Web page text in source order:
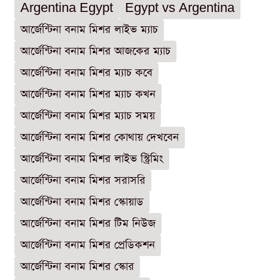
Argentina Egypt
Egypt vs Argentina
আর্জেন্টিনা বনাম মিশর লাইভ ম্যাচ
আর্জেন্টিনা বনাম মিশর আজকের ম্যাচ
আর্জেন্টিনা বনাম মিশর ম্যাচ কবে
আর্জেন্টিনা বনাম মিশর ম্যাচ কখন
আর্জেন্টিনা বনাম মিশর ম্যাচ সময়
আর্জেন্টিনা বনাম মিশর কোথায় দেখবেন
আর্জেন্টিনা বনাম মিশর লাইভ স্ট্রিমিং
আর্জেন্টিনা বনাম মিশর সরাসরি
আর্জেন্টিনা বনাম মিশর স্কোয়াড
আর্জেন্টিনা বনাম মিশর টিম নিউজ
আর্জেন্টিনা বনাম মিশর প্রেডিকশন
আর্জেন্টিনা বনাম মিশর স্কোর